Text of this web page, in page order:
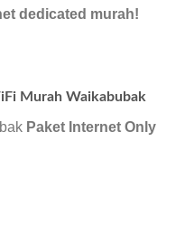
dedicated murah!
Murah Waikabubak
Paket Internet Only